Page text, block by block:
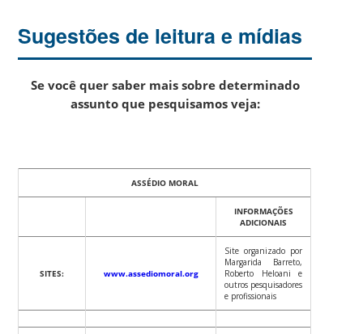
Sugestões de leitura e mídias
Se você quer saber mais sobre determinado
assunto que pesquisamos veja:
ASSÉDIO MORAL
INFORMAÇÕES
ADICIONAIS
SITES: www.assediomoral.org
Site organizado por
Margarida Barreto,
Roberto Heloani e
outros pesquisadores
e profissionais